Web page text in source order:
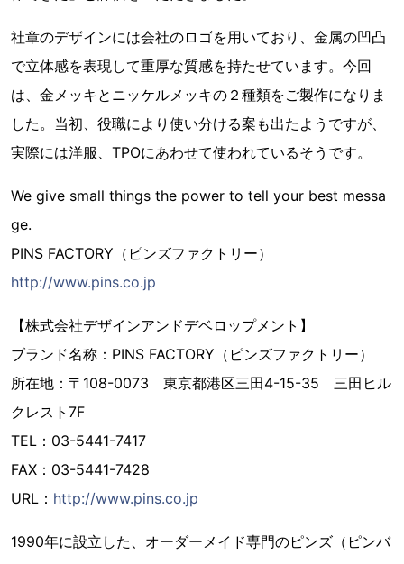
社章のデザインには会社のロゴを用いており、金属の凹凸
で立体感を表現して重厚な質感を持たせています。今回
は、金メッキとニッケルメッキの２種類をご製作になりま
した。当初、役職により使い分ける案も出たようですが、
実際には洋服、TPOにあわせて使われているそうです。
We give small things the power to tell your best messa
ge.
PINS FACTORY（ピンズファクトリー）
http://www.pins.co.jp
【株式会社デザインアンドデベロップメント】
ブランド名称：PINS FACTORY（ピンズファクトリー）
所在地：〒108-0073 東京都港区三田4-15-35 三田ヒル
クレスト7F
TEL：03-5441-7417
FAX：03-5441-7428
URL： http://www.pins.co.jp
1990年に設立した、オーダーメイド専門のピンズ（ピンバ